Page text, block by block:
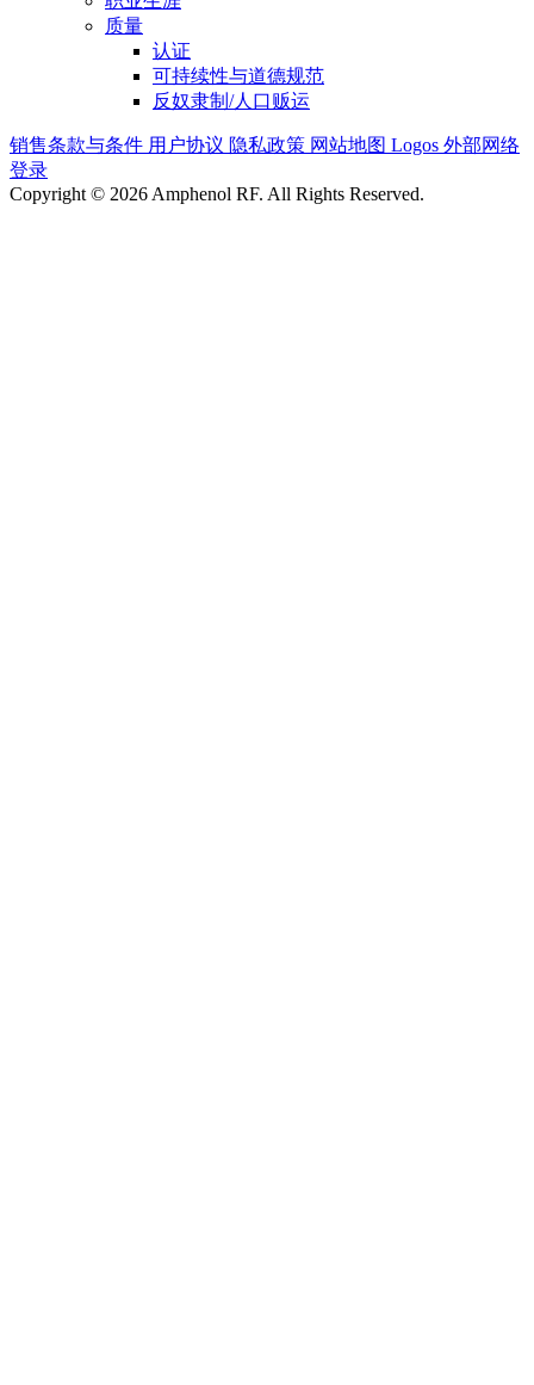
质量
认证
可持续性与道德规范
反奴隶制/人口贩运
销售条款与条件 用户协议 隐私政策 网站地图 Logos 外部网络
登录
Copyright © 2026 Amphenol RF. All Rights Reserved.